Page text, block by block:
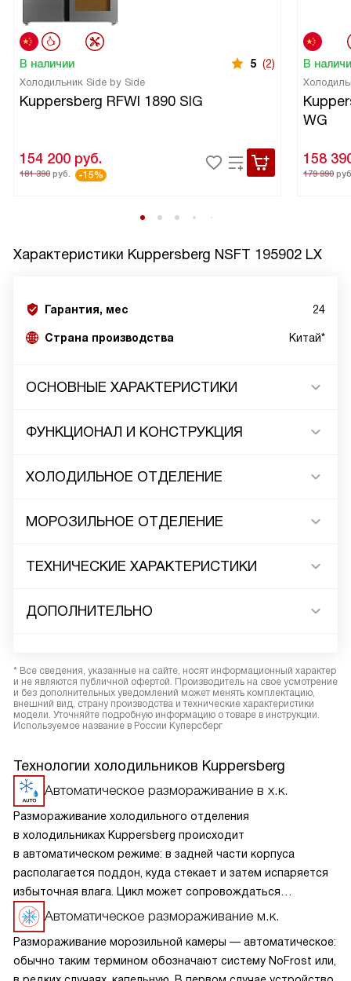
В наличии 5 (2)
Холодильник Side by Side
Kuppersberg RFWI 1890 SIG
154 200 руб.
181 390 руб. -15%
В
WG
158
179 990
Характеристики Kuppersberg NSFT 195902 LX
Гарантия, мес 24
Страна производства Китай*
ОСНОВНЫЕ ХАРАКТЕРИСТИКИ
ФУНКЦИОНАЛ И КОНСТРУКЦИЯ
ХОЛОДИЛЬНОЕ ОТДЕЛЕНИЕ
МОРОЗИЛЬНОЕ ОТДЕЛЕНИЕ
ТЕХНИЧЕСКИЕ ХАРАКТЕРИСТИКИ
ДОПОЛНИТЕЛЬНО
* Все сведения, указанные на сайте, носят информационный характер
и не являются публичной офертой. Производитель на свое усмотрение
и без дополнительных уведомлений может менять комплектацию,
внешний вид, страну производства и технические характеристики
модели. Уточняйте подробную информацию о товаре в инструкции.
Используемое название в России Куперсберг
Технологии холодильников Kuppersberg
Автоматическое размораживание в х.к.
Размораживание холодильного отделения
в холодильниках Kuppersberg происходит
в автоматическом режиме: в задней части корпуса
располагается поддон, куда стекает и затем испаряется
избыточная влага. Цикл может сопровождаться
небольшим шумом. Процесс не требует участия человека,
более того, применение дополнительных средств
категорически не рекомендуется.
Автоматическое размораживание м.к.
Размораживание морозильной камеры — автоматическое:
обычно таким термином обозначают систему NoFrost или,